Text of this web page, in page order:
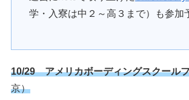
学・入寮は中２～高３まで）も参加
10/29 アメリカボーディングスクール
京）